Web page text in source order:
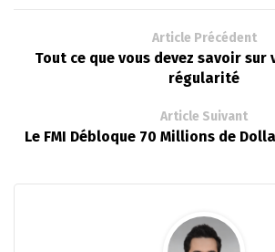
Article Précédent
Tout ce que vous devez savoir sur
régularité
Article Suivant
Le FMI Débloque 70 Millions de